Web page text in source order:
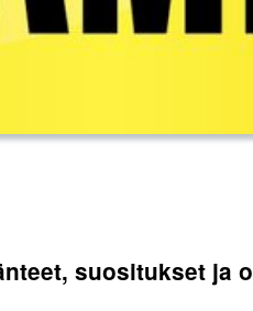
suositukset ja